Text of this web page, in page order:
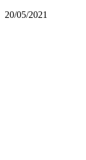
20/05/2021